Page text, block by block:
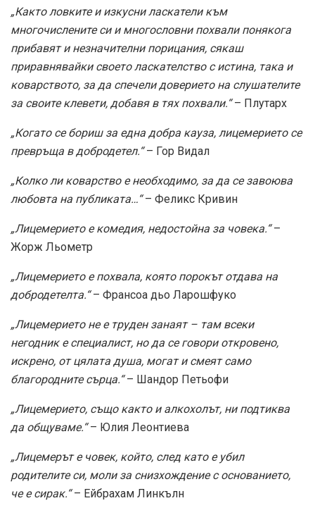
„Както ловките и изкусни ласкатели към
многочислените си и многословни похвали понякога
прибавят и незначителни порицания, сякаш
приравнявайки своето ласкателство с истина, така и
коварството, за да спечели доверието на слушателите
за своите клевети, добавя в тях похвали.“– Плутарх
„Когато се бориш за една добра кауза, лицемерието се
превръща в добродетел.“– Гор Видал
„Колко ли коварство е необходимо, за да се завоюва
любовта на публиката…“– Феликс Кривин
„Лицемерието е комедия, недостойна за човека.“–
Жорж Льометр
„Лицемерието е похвала, която порокът отдава на
добродетелта.“– Франсоа дьо Ларошфуко
„Лицемерието не е труден занаят – там всеки
негодник е специалист, но да се говори откровено,
искрено, от цялата душа, могат и смеят само
благородните сърца.“– Шандор Петьофи
„Лицемерието, също както и алкохолът, ни подтиква
да общуваме.“– Юлия Леонтиева
„Лицемерът е човек, който, след като е убил
родителите си, моли за снизхождение с основанието,
че е сирак.“– Ейбрахам Линкълн